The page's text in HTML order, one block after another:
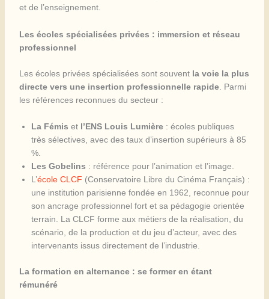
et de l’enseignement.
Les écoles spécialisées privées : immersion et réseau
professionnel
Les écoles privées spécialisées sont souvent la voie la plus
directe vers une insertion professionnelle rapide. Parmi
les références reconnues du secteur :
La Fémis et l’ENS Louis Lumière: écoles publiques
très sélectives, avec des taux d’insertion supérieurs à 85
%.
Les Gobelins : référence pour l’animation et l’image.
L’école CLCF (Conservatoire Libre du Cinéma Français) :
une institution parisienne fondée en 1962, reconnue pour
son ancrage professionnel fort et sa pédagogie orientée
terrain. La CLCF forme aux métiers de la réalisation, du
scénario, de la production et du jeu d’acteur, avec des
intervenants issus directement de l’industrie.
La formation en alternance : se former en étant
rémunéré